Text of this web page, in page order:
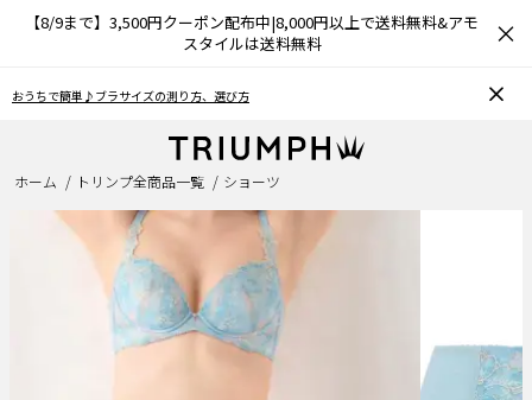
【8/9まで】3,500円クーポン配布中|8,000円以上で送料無料&アモ
スタイルは送料無料
×
おうちで簡単♪ブラサイズの測り方、選び方
ホーム トリンプ全商品一覧 ショーツ